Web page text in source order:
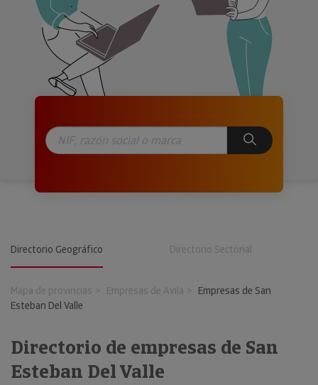
Directorio Geográfico Directorio Sectorial
Mapa de provincias Empresas de Avila
Empresas de San
Esteban Del Valle
Directorio de empresas de San
Esteban Del Valle